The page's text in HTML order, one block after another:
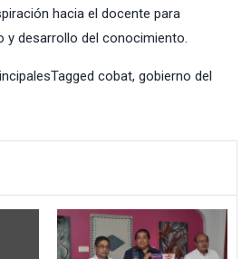
hacia el docente para
y desarrollo del conocimiento.
Tagged cobat, gobierno del